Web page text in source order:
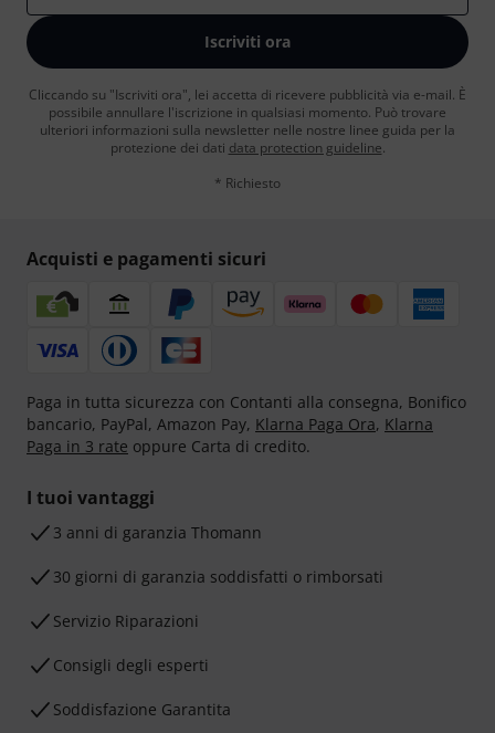
Iscriviti ora
Cliccando su "Iscriviti ora", lei accetta di ricevere pubblicità via e-mail. È
possibile annullare l'iscrizione in qualsiasi momento. Può trovare
ulteriori informazioni sulla newsletter nelle nostre linee guida per la
protezione dei dati data protection guideline.
* Richiesto
Acquisti e pagamenti sicuri
Paga in tutta sicurezza con Contanti alla consegna, Bonifico
bancario, PayPal, Amazon Pay, Klarna Paga Ora, Klarna
Paga in 3 rate oppure Carta di credito.
I tuoi vantaggi
3 anni di garanzia Thomann
30 giorni di garanzia soddisfatti o rimborsati
Servizio Riparazioni
Consigli degli esperti
Soddisfazione Garantita